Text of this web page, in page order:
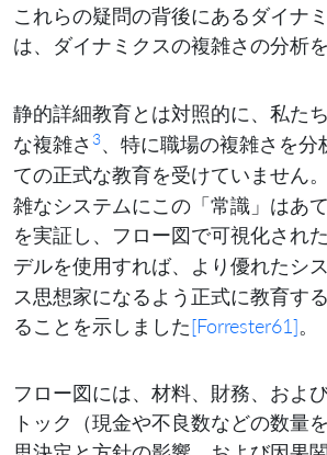
これらの疑問の背後にあるダイナ
は、ダイナミクスの複雑さ の分析
静的詳細教育とは対照的に、私たち
な複雑さ 3、特に職場の複雑さを分
ての正式な教育を受けていません
雑なシステムにこの「常識」はあ
を実証し、
フロー図 で可視化された
デルを使用すれば、より優れたシ
ス思想家になるよう正式に教育す
ることを示しました[Forrester61]。
フロー図には、材料、財務、およ
トック（現金や不良数などの数量